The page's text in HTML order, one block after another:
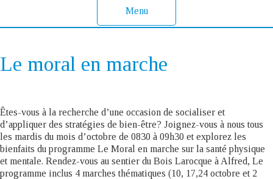
Menu
Le moral en marche
Êtes-vous à la recherche d’une occasion de socialiser et
d’appliquer des stratégies de bien-être? Joignez-vous à nous tous
les mardis du mois d’octobre de 0830 à 09h30 et explorez les
bienfaits du programme Le Moral en marche sur la santé physique
et mentale. Rendez-vous au sentier du Bois Larocque à Alfred, Le
programme inclus 4 marches thématiques (10, 17,24 octobre et 2